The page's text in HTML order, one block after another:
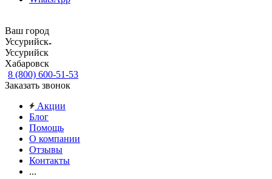
Ваш город
Уссурийск
Уссурийск
Хабаровск
8 (800) 600-51-53
Заказать звонок
Акции
Блог
Помощь
О компании
Отзывы
Контакты
...